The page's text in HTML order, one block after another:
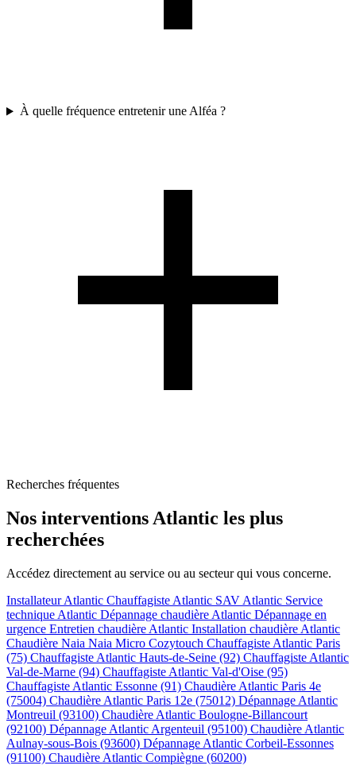
À quelle fréquence entretenir une Alféa ?
Recherches fréquentes
Nos interventions Atlantic les plus
recherchées
Accédez directement au service ou au secteur qui vous concerne.
Installateur Atlantic Chauffagiste Atlantic SAV Atlantic Service
technique Atlantic Dépannage chaudière Atlantic Dépannage en
urgence Entretien chaudière Atlantic Installation chaudière Atlantic
Chaudière Naia Naia Micro Cozytouch Chauffagiste Atlantic Paris
(75) Chauffagiste Atlantic Hauts-de-Seine (92) Chauffagiste Atlantic
Val-de-Marne (94) Chauffagiste Atlantic Val-d'Oise (95)
Chauffagiste Atlantic Essonne (91) Chaudière Atlantic Paris 4e
(75004) Chaudière Atlantic Paris 12e (75012) Dépannage Atlantic
Montreuil (93100) Chaudière Atlantic Boulogne-Billancourt
(92100) Dépannage Atlantic Argenteuil (95100) Chaudière Atlantic
Aulnay-sous-Bois (93600) Dépannage Atlantic Corbeil-Essonnes
(91100) Chaudière Atlantic Compiègne (60200)